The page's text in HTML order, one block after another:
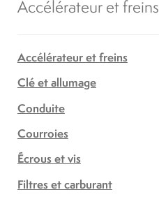
Accélérateur et freins
Accélérateur et freins
Clé et allumage
Conduite
Courroies
Écrous et vis
Filtres et carburant